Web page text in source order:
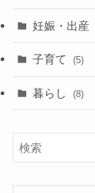
妊娠・出産
子育て (5)
暮らし (8)